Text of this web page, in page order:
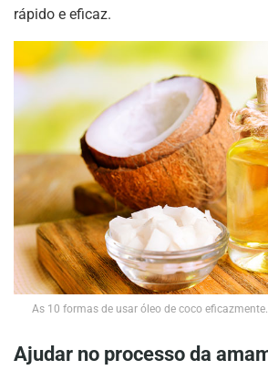
rápido e eficaz.
As 10 formas de usar óleo de coco
Ajudar no processo da